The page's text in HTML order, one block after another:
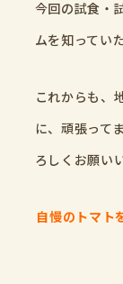
今回の試食・
ムを知ってい
これからも、
に、頑張って
ろしくお願い
自慢のトマト